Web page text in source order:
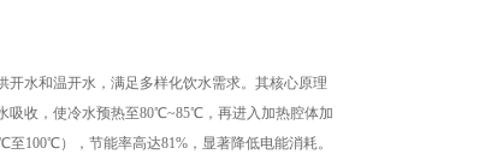
水和温开水，满足多样化饮水需求。其核心原理
吸收，使冷水预热至80℃~85℃，再进入加热腔体加
100℃），节能率高达81%，显著降低电能消耗。